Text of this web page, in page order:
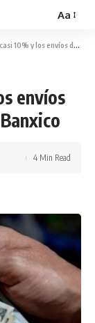
Aa
desde EU en abril, reporta Banxico
envíos
4 Min Read